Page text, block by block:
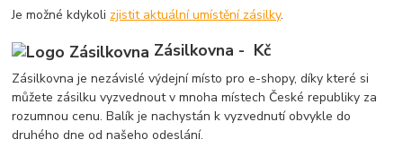
Je možné kdykoli zjistit aktuální umístění zásilky.
Zásilkovna - Kč
Zásilkovna je nezávislé výdejní místo pro e-shopy, díky které si
můžete zásilku vyzvednout v mnoha místech České republiky za
rozumnou cenu. Balík je nachystán k vyzvednutí obvykle do
druhého dne od našeho odeslání.